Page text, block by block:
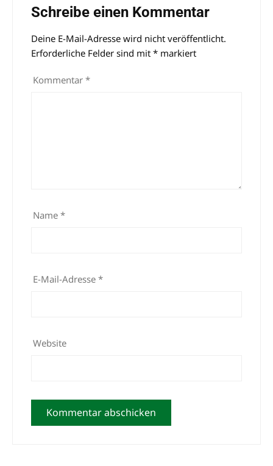
Schreibe einen Kommentar
Deine E-Mail-Adresse wird nicht veröffentlicht.
Erforderliche Felder sind mit * markiert
Kommentar *
Name *
E-Mail-Adresse *
Website
Alternative: